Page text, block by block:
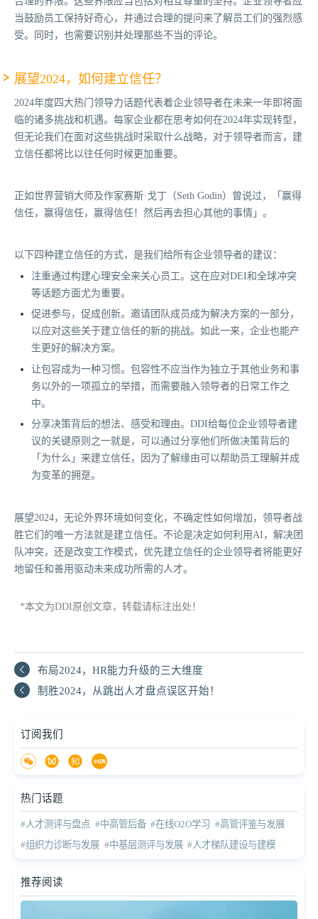
当鼓励员工保持好奇心，并通过合理的提问来了解员工们的强烈感
受。同时，也需要识别并处理那些不当的评论。
展望2024，如何建立信任？
2024年度四大热门领导力话题代表着企业领导者在未来一年即将面
临的诸多挑战和机遇。每家企业都在思考如何在2024年实现转型，
但无论我们在面对这些挑战时采取什么战略，对于领导者而言，建
立信任都将比以往任何时候更加重要。
正如世界营销大师及作家赛斯·戈丁（Seth Godin）曾说过，「赢得
信任，赢得信任，赢得信任！然后再去担心其他的事情」。
以下四种建立信任的方式，是我们给所有企业领导者的建议：
注重通过构建心理安全来关心员工。这在应对DEI和全球冲突
等话题方面尤为重要。
促进参与，促成创新。邀请团队成员成为解决方案的一部分，
以应对这些关于建立信任的新的挑战。如此一来，企业也能产
生更好的解决方案。
让包容成为一种习惯。包容性不应当作为独立于其他业务和事
务以外的一项孤立的举措，而需要融入领导者的日常工作之
中。
分享决策背后的想法、感受和理由。DDI给每位企业领导者建
议的关键原则之一就是，可以通过分享他们所做决策背后的
「为什么」来建立信任，因为了解缘由可以帮助员工理解并成
为变革的拥趸。
展望2024，无论外界环境如何变化，不确定性如何增加，领导者战
胜它们的唯一方法就是建立信任。不论是决定如何利用AI，解决团
队冲突，还是改变工作模式，优先建立信任的企业领导者将能更好
地留任和善用驱动未来成功所需的人才。
*本文为DDI原创文章，转载请标注出处！
布局2024，HR能力升级的三大维度
制胜2024，从跳出人才盘点误区开始！
订阅我们
热门话题
#人才测评与盘点 #中高管后备 #在线O2O学习 #高管评鉴与发展
#组织力诊断与发展 #中基层测评与发展 #人才梯队建设与建模
推荐阅读